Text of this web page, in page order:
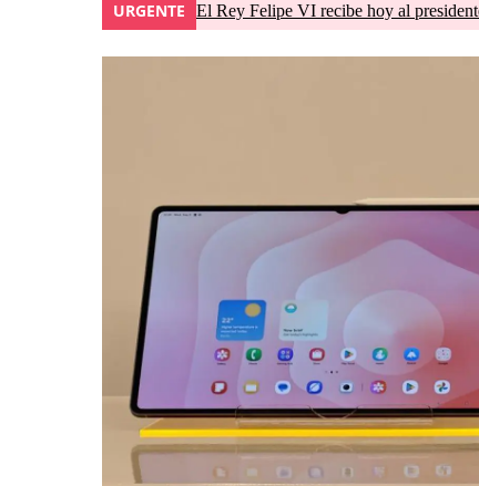
URGENTE El Rey Felipe VI recibe hoy al